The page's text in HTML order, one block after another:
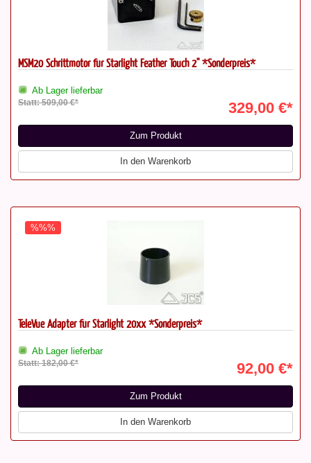
MSM20 Schrittmotor für Starlight Feather Touch 2" *Sonderpreis*
Ab Lager lieferbar
Statt: 509,00 €* 329,00 €*
Zum Produkt
In den Warenkorb
%%%
TeleVue Adapter für Starlight 20xx *Sonderpreis*
Ab Lager lieferbar
Statt: 182,00 €* 92,00 €*
Zum Produkt
In den Warenkorb